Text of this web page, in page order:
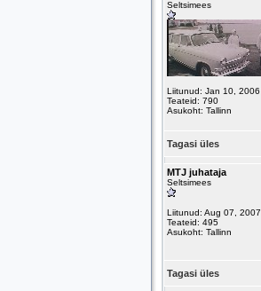
Seltsimees
Liitunud: Jan 10, 2006
Teateid: 790
Asukoht: Tallinn
Tagasi üles
MTJ juhataja
Seltsimees
Liitunud: Aug 07, 2007
Teateid: 495
Asukoht: Tallinn
Tagasi üles